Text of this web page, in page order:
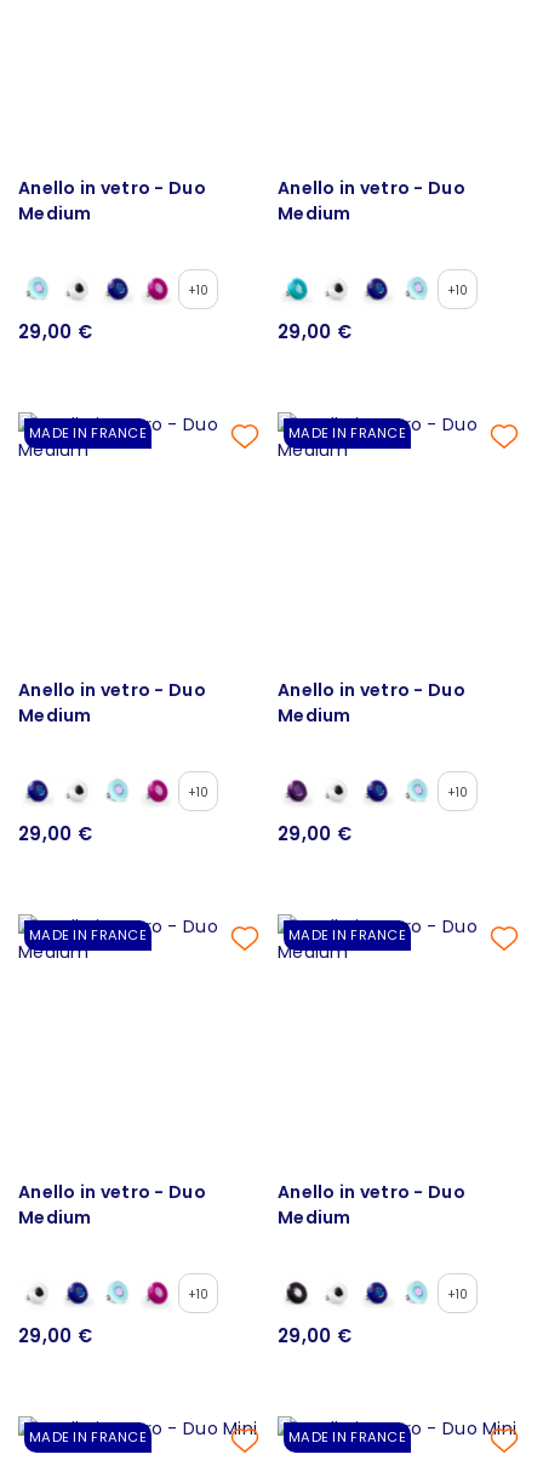
Anello in vetro - Duo
Medium
+10
29,00 €
Anello in vetro - Duo
Medium
+10
29,00 €
MADE IN FRANCE
Anello in vetro - Duo
Medium
+10
29,00 €
MADE IN FRANCE
Anello in vetro - Duo
Medium
+10
29,00 €
MADE IN FRANCE
Anello in vetro - Duo
Medium
+10
29,00 €
MADE IN FRANCE
Anello in vetro - Duo
Medium
+10
29,00 €
MADE IN FRANCE MADE IN FRANCE